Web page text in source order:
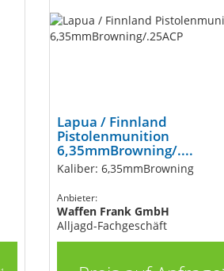
Lapua / Finnland
Pistolenmunition
6,35mmBrowning/....
Kaliber: 6,35mmBrowning
Anbieter:
Waffen Frank GmbH
Alljagd-Fachgeschäft